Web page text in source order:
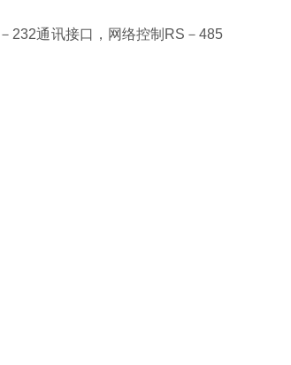
232通讯接口，网络控制RS－485